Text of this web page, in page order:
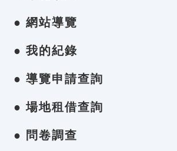
● 網站導覽
● 我的紀錄
● 導覽申請查詢
● 場地租借查詢
● 問卷調查